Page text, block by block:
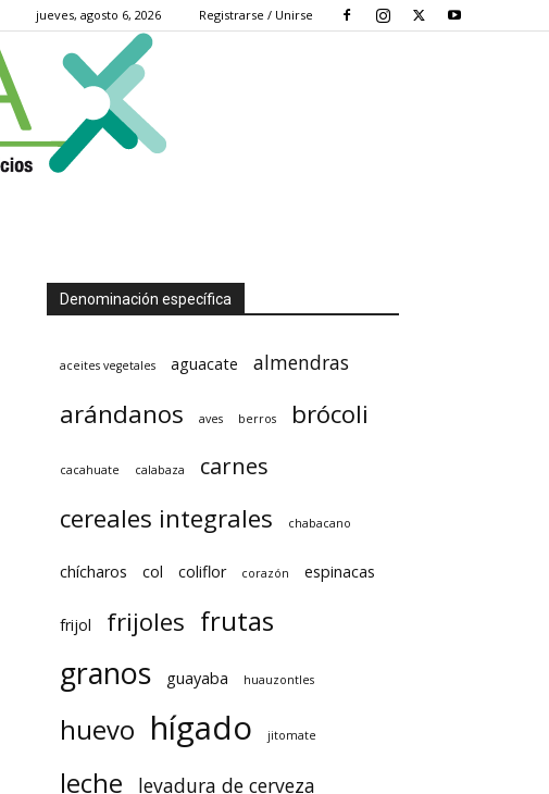
jueves, agosto 6, 2026 Registrarse / Unirse
Denominación específica
aceites vegetales aguacate almendras
arándanos aves berros brócoli
cacahuate calabaza carnes
cereales integrales chabacano
chícharos col coliflor corazón espinacas
frijol frijoles frutas
granos guayaba huauzontles
huevo hígado jitomate
leche levadura de cerveza